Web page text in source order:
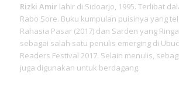
Rizki Amir lahir di Sidoarjo, 1995. Terlibat
Rabo Sore. Buku kumpulan puisinya yang
Rahasia Pasar (2017) dan Sarden yang
sebagai salah satu penulis emerging di
Readers Festival 2017. Selain menulis,
juga digunakan untuk berdagang.